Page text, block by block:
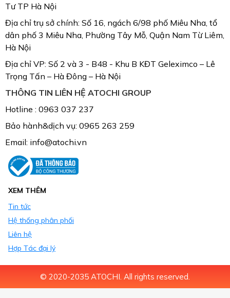
Tư TP Hà Nội
Địa chỉ trụ sở chính: Số 16, ngách 6/98 phố Miêu Nha, tổ
dân phố 3 Miêu Nha, Phường Tây Mỗ, Quận Nam Từ Liêm,
Hà Nội
Địa chỉ VP: Số 2 và 3 - B48 - Khu B KĐT Geleximco – Lê
Trọng Tấn – Hà Đông – Hà Nội
THÔNG TIN LIÊN HỆ ATOCHI GROUP
Hotline : 0963 037 237
Bảo hành&dịch vụ: 0965 263 259
Email: info@atochi.vn
XEM THÊM
Tin tức
Hệ thống phân phối
Liên hệ
Hợp Tác đại lý
© 2020-2035 ATOCHI. All rights reserved.